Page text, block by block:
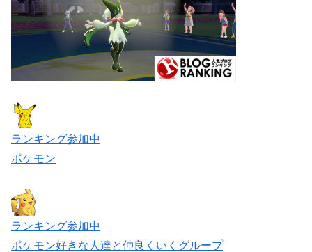
ランキング参加中
ポケモン
ランキング参加中
ポケモン好きな人達と仲良くいくグループ